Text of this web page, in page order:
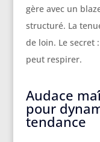
gère avec un
structuré. La
de loin. Le secret
peut respirer.
Audace
pour
tendance